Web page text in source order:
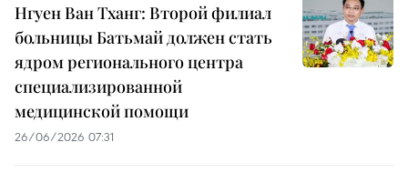
Нгуен Ван Тханг: Второй филиал
больницы Батьмай должен стать
ядром регионального центра
специализированной
медицинской помощи
26/06/2026 07:31